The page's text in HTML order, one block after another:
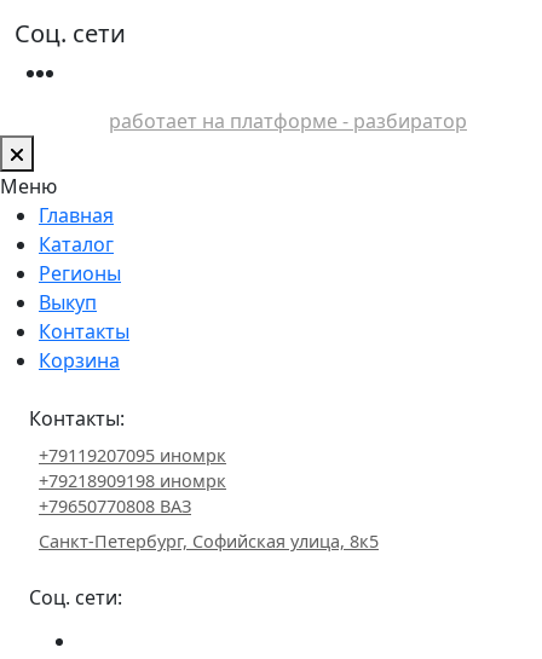
Соц. сети
работает на платформе - разбиратор
Меню
Главная
Каталог
Регионы
Выкуп
Контакты
Корзина
Контакты:
+79119207095 иномрк
+79218909198 иномрк
+79650770808 ВАЗ
Санкт-Петербург, Софийская улица, 8к5
Соц. сети: